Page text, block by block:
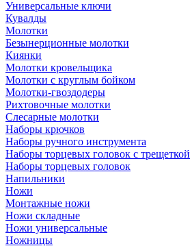
Универсальные ключи
Кувалды
Молотки
Безынерционные молотки
Киянки
Молотки кровельщика
Молотки с круглым бойком
Молотки-гвоздодеры
Рихтовочные молотки
Слесарные молотки
Наборы крючков
Наборы ручного инструмента
Наборы торцевых головок с трещеткой
Наборы торцевых головок
Напильники
Ножи
Монтажные ножи
Ножи складные
Ножи универсальные
Ножницы